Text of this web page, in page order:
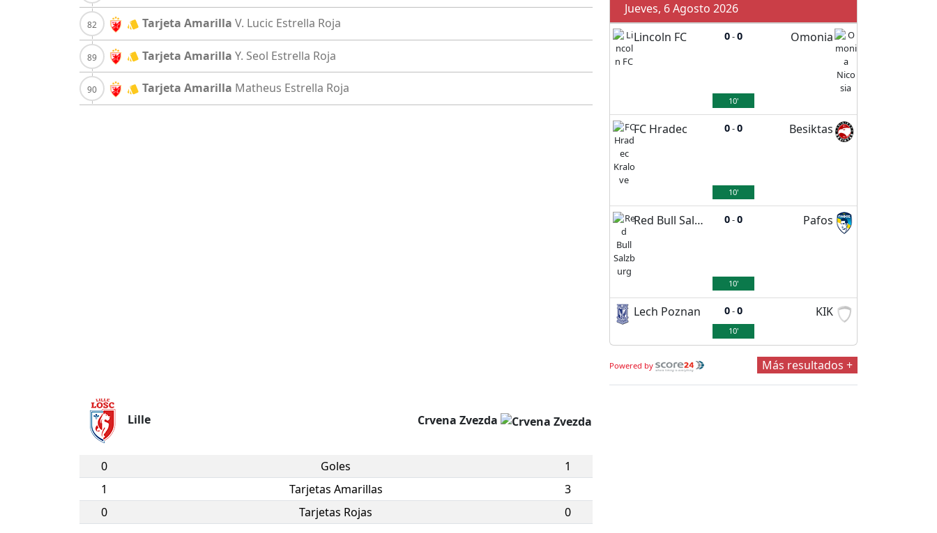
Tarjeta Amarilla V. Lucic Estrella Roja
Tarjeta Amarilla Y. Seol Estrella Roja
Tarjeta Amarilla Matheus Estrella Roja
Lille Crvena Zvezda
0 Goles
1
1
Tarjetas Amarillas
3
0
Tarjetas Rojas 0
Jueves, 6 Agosto 2026
Lincoln FC
0-0 Omonia
10'
FC Hradec 0-0 Besiktas
10'
Red Bull Salzburg 0-0 Pafos
10'
Lech Poznan 0-0 KIK
10'
Powered by Más resultados +